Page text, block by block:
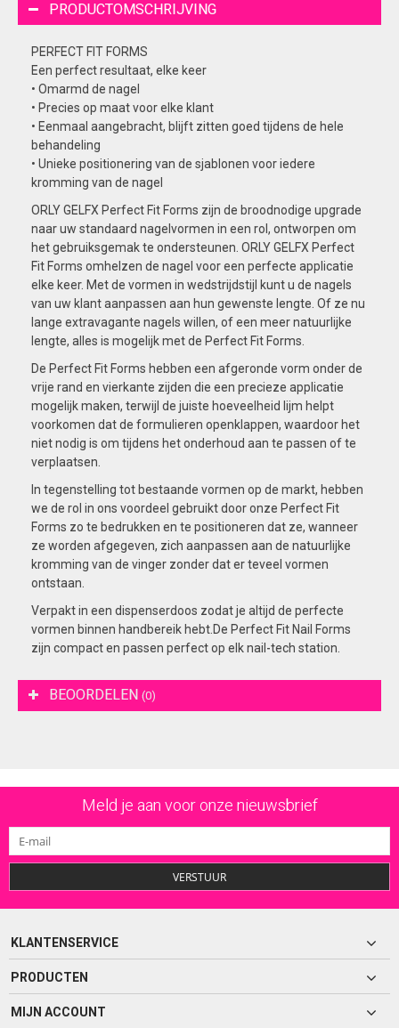
PRODUCTOMSCHRIJVING
PERFECT FIT FORMS
Een perfect resultaat, elke keer
• Omarmd de nagel
• Precies op maat voor elke klant
• Eenmaal aangebracht, blijft zitten goed tijdens de hele
behandeling
• Unieke positionering van de sjablonen voor iedere
kromming van de nagel
ORLY GELFX Perfect Fit Forms zijn de broodnodige upgrade
naar uw standaard nagelvormen in een rol, ontworpen om
het gebruiksgemak te ondersteunen. ORLY GELFX Perfect
Fit Forms omhelzen de nagel voor een perfecte applicatie
elke keer. Met de vormen in wedstrijdstijl kunt u de nagels
van uw klant aanpassen aan hun gewenste lengte. Of ze nu
lange extravagante nagels willen, of een meer natuurlijke
lengte, alles is mogelijk met de Perfect Fit Forms.
De Perfect Fit Forms hebben een afgeronde vorm onder de
vrije rand en vierkante zijden die een precieze applicatie
mogelijk maken, terwijl de juiste hoeveelheid lijm helpt
voorkomen dat de formulieren openklappen, waardoor het
niet nodig is om tijdens het onderhoud aan te passen of te
verplaatsen.
In tegenstelling tot bestaande vormen op de markt, hebben
we de rol in ons voordeel gebruikt door onze Perfect Fit
Forms zo te bedrukken en te positioneren dat ze, wanneer
ze worden afgegeven, zich aanpassen aan de natuurlijke
kromming van de vinger zonder dat er teveel vormen
ontstaan.
Verpakt in een dispenserdoos zodat je altijd de perfecte
vormen binnen handbereik hebt.De Perfect Fit Nail Forms
zijn compact en passen perfect op elk nail-tech station.
BEOORDELEN (0)
Meld je aan voor onze nieuwsbrief
VERSTUUR
KLANTENSERVICE
PRODUCTEN
MIJN ACCOUNT